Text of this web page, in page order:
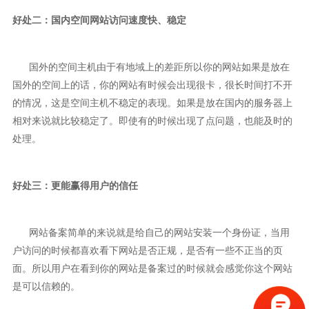
好处二：国内空间网站访问速度快、稳定
国外的空间主机由于有地域上的差距所以你的网站如果是放在
国外的空间上的话，你的网站有时候会出现很卡，很长时间打不开
的情况，这是空间主机不稳定的表现。如果是放在国内的服务器上
相对来说就比较稳定了。即使有的时候出现了点问题，也能及时的
处理。
好处三：更能赢得用户的信任
网站备案简单的来说就是给自己的网站安装一个身份证，当用
户访问的时候都喜欢看下网站是否正规，是否有一些不正当的页
面。所以用户在看到你的网站是备案过的时候就会感觉你这个网站
是可以信赖的。